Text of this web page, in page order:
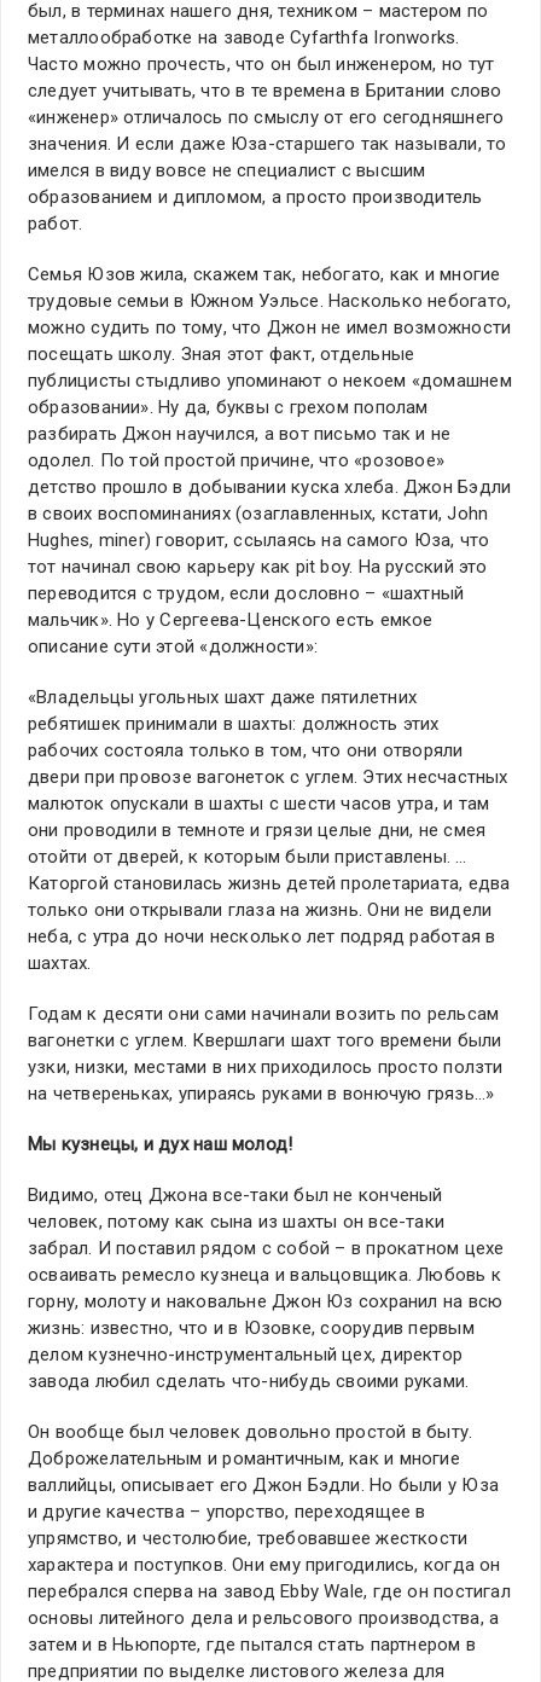
был, в терминах нашего дня, техником – мастером по
металлообработке на заводе Cyfarthfa Ironworks.
Часто можно прочесть, что он был инженером, но тут
следует учитывать, что в те времена в Британии слово
«инженер» отличалось по смыслу от его сегодняшнего
значения. И если даже Юза-старшего так называли, то
имелся в виду вовсе не специалист с высшим
образованием и дипломом, а просто производитель
работ.
Семья Юзов жила, скажем так, небогато, как и многие
трудовые семьи в Южном Уэльсе. Насколько небогато,
можно судить по тому, что Джон не имел возможности
посещать школу. Зная этот факт, отдельные
публицисты стыдливо упоминают о некоем «домашнем
образовании». Ну да, буквы с грехом пополам
разбирать Джон научился, а вот письмо так и не
одолел. По той простой причине, что «розовое»
детство прошло в добывании куска хлеба. Джон Бэдли
в своих воспоминаниях (озаглавленных, кстати, John
Hughes, miner) говорит, ссылаясь на самого Юза, что
тот начинал свою карьеру как pit boy. На русский это
переводится с трудом, если дословно – «шахтный
мальчик». Но у Сергеева-Ценского есть емкое
описание сути этой «должности»:
«Владельцы угольных шахт даже пятилетних
ребятишек принимали в шахты: должность этих
рабочих состояла только в том, что они отворяли
двери при провозе вагонеток с углем. Этих несчастных
малюток опускали в шахты с шести часов утра, и там
они проводили в темноте и грязи целые дни, не смея
отойти от дверей, к которым были приставлены. …
Каторгой становилась жизнь детей пролетариата, едва
только они открывали глаза на жизнь. Они не видели
неба, с утра до ночи несколько лет подряд работая в
шахтах.
Годам к десяти они сами начинали возить по рельсам
вагонетки с углем. Квершлаги шахт того времени были
узки, низки, местами в них приходилось просто ползти
на четвереньках, упираясь руками в вонючую грязь…»
Мы кузнецы, и дух наш молод!
Видимо, отец Джона все-таки был не конченый
человек, потому как сына из шахты он все-таки
забрал. И поставил рядом с собой – в прокатном цехе
осваивать ремесло кузнеца и вальцовщика. Любовь к
горну, молоту и наковальне Джон Юз сохранил на всю
жизнь: известно, что и в Юзовке, соорудив первым
делом кузнечно-инструментальный цех, директор
завода любил сделать что-нибудь своими руками.
Он вообще был человек довольно простой в быту.
Доброжелательным и романтичным, как и многие
валлийцы, описывает его Джон Бэдли. Но были у Юза
и другие качества – упорство, переходящее в
упрямство, и честолюбие, требовавшее жесткости
характера и поступков. Они ему пригодились, когда он
перебрался сперва на завод Ebby Wale, где он постигал
основы литейного дела и рельсового производства, а
затем и в Ньюпорте, где пытался стать партнером в
предприятии по выделке листового железа для